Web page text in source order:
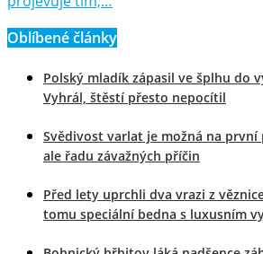
Oblíbené články
Polský mladík zápasil ve šplhu do
Vyhrál, štěstí přesto nepocítil
Svědivost varlat je možná na první
ale řadu závažných příčin
Před lety uprchli dva vrazi z
tomu speciální bedna s luxusním